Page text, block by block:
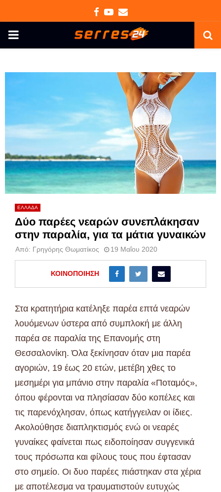
Facebook
Youtube
Email
PRIMARY
ΕΛΛΑΔΑ
Δύο παρέες νεαρών συνεπλάκησαν
στην παραλία, για τα μάτια γυναικών
Από: Γρηγόρης Θωματίκος 19 Μαΐου 2020
ΚΟΙΝΟΠΟΊΗΣΗ
Στα κρατητήρια κατέληξε παρέα επτά νεαρών
λουόμενων ύστερα από συμπλοκή με άλλη
παρέα σε παραλία της Επανομής στη
Θεσσαλονίκη. Όλα ξεκίνησαν όταν μια παρέα
αγοριών, 19 έως 20 ετών, μετέβη χθες το
μεσημέρι για μπάνιο στην παραλία «Ποταμός»,
όπου φέρονται να πλησίασαν δύο κοπέλες και
τις παρενόχλησαν, όπως κατήγγειλαν οι ίδιες.
Ακολούθησε διαπληκτισμός ενώ οι νεαρές
γυναίκες φαίνεται πως ειδοποίησαν συγγενικά
τους πρόσωπα και φίλους τους που έφτασαν
στο σημείο. Οι δυο παρέες πιάστηκαν στα χέρια
με αποτέλεσμα να τραυματιστούν ευτυχώς